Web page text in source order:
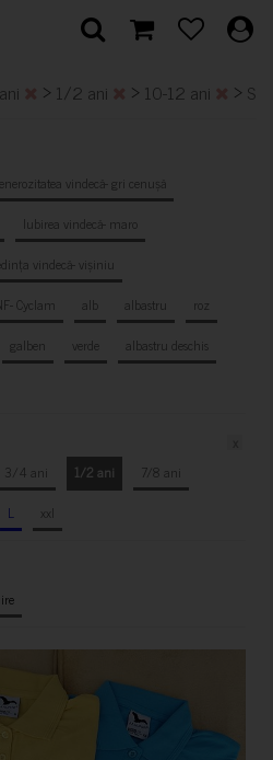
> 1/2 ani > 10-12 ani > S
vindecă- gri cenușă
Iubirea vindecă- maro
vindecă- vișiniu
Cyclam alb albastru
roz
galben verde
albastru deschis
3/4 ani 1/2 ani
7/8 ani
L xxl